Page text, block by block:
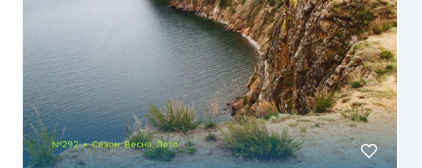
№292 Сезон: Весна, Лето